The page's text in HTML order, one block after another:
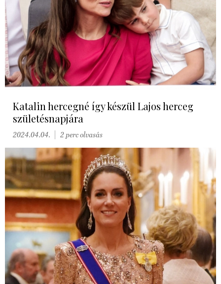
Katalin hercegné így készül Lajos herceg
születésnapjára
2024.04.04. 2 perc olvasás